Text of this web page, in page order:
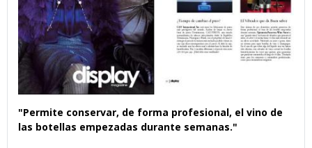
"Permite conservar, de forma profesional, el vino de
las botellas empezadas durante semanas."